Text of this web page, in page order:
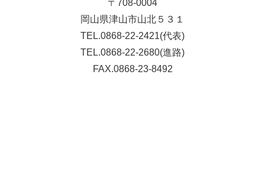
〒708-0004
岡山県津山市山北５３１
TEL.0868-22-2421(代表)
TEL.0868-22-2680(進路)
FAX.0868-23-8492